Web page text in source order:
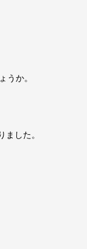
うか。
した。